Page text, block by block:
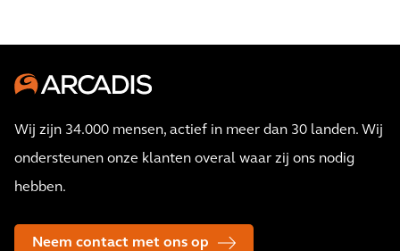
Wij zijn 34.000 mensen, actief in meer dan 30 landen. Wij
ondersteunen onze klanten overal waar zij ons nodig
hebben.
Neem contact met ons op